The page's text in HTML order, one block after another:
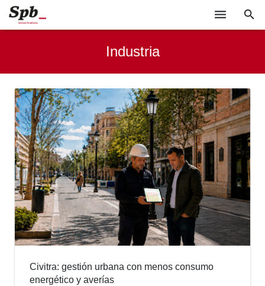
SOCIEDAD
INDUSTRIA
EVENTOS
GABINETE DE PRENSA
Industria
Civitra: gestión urbana con menos consumo
energético y averías